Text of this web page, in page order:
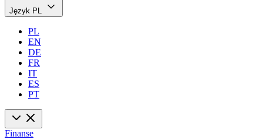
Język PL
PL
EN
DE
FR
IT
ES
PT
Finanse